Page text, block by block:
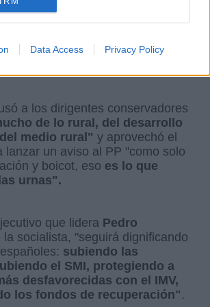
Data Access Privacy Policy
afirmó que el Gobierno del
está centrado en impulsar los
acusó a la oposición del PP de
a los dirigentes conservadores
de lo rural, del desarrollo
medio rural" y aprovechó el
lanzar un aviso al PP "como solo
y boicot, eso es lo que
urnas".
que lidera Pedro
la socialista, "seguirá dignificando
subiendo las
el SMI, protegiendo a
desfavorecidas con el IMV,
los fondos de recuperación" .